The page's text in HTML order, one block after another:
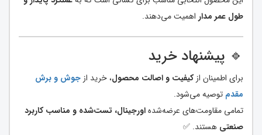
طول عمر مدار اهمیت می‌دهند.
🔹 پیشنهاد خرید
برای اطمینان ازکیفیت و اصالت محصول، خرید از جوش و برش
مقدم توصیه می‌شود.
تمامی مقاومت‌های عرضه‌شدهاورجینال، تست‌شده و مناسب کاربرد
صنعتی هستند. ✅